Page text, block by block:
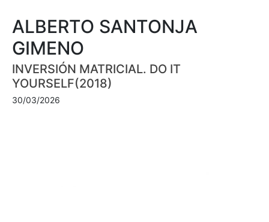
ALBERTO SANTONJA
GIMENO
INVERSIÓN MATRICIAL. DO IT
YOURSELF(2018)
30/03/2026